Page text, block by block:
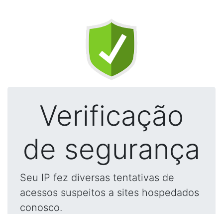
Verificação
de segurança
Seu IP fez diversas tentativas de
acessos suspeitos a sites hospedados
conosco.